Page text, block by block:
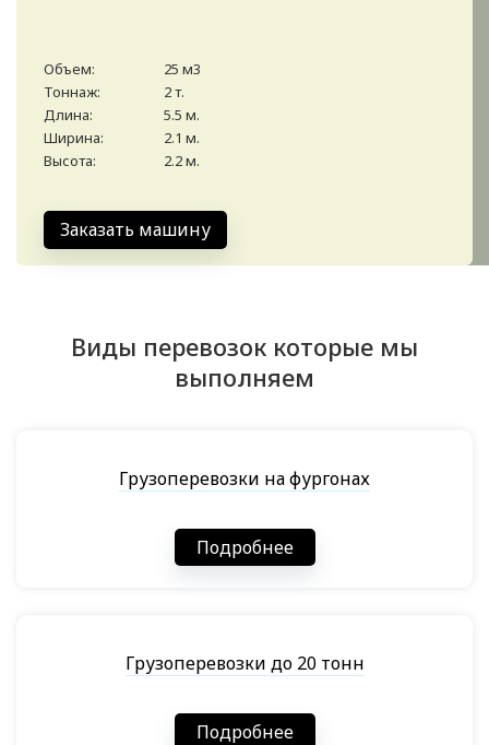
Объем:
25 м3
Тоннаж:
2 т.
Длина:
5.5 м.
Ширина:
2.1 м.
Высота:
2.2 м.
Заказать машину
Виды перевозок которые мы
выполняем
Грузоперевозки на фургонах
Подробнее
Грузоперевозки до 20 тонн
Подробнее